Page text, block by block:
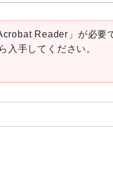
Reader」が必要
手してください。